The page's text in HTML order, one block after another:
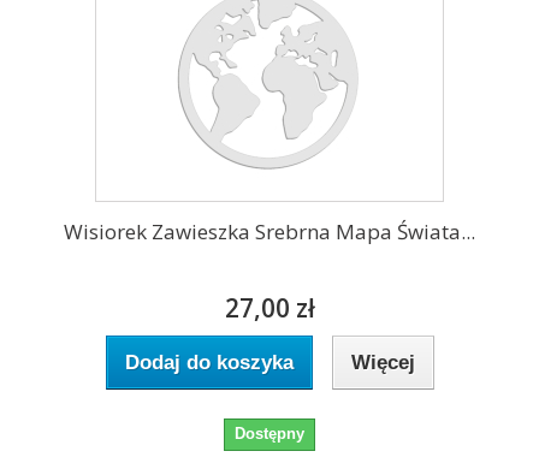
Wisiorek Zawieszka Srebrna Mapa Świata...
27,00 zł
Dodaj do koszyka Więcej
Dostępny